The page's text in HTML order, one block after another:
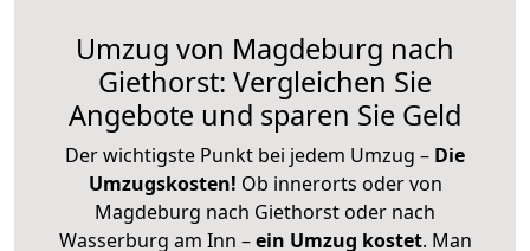
Umzug von Magdeburg nach
Giethorst: Vergleichen Sie
Angebote und sparen Sie Geld
Der wichtigste Punkt bei jedem Umzug – Die
Umzugskosten! Ob innerorts oder von
Magdeburg nach Giethorst oder nach
Wasserburg am Inn –ein Umzug kostet. Man